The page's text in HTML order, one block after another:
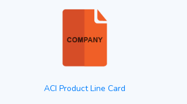
ACI Product Line Card